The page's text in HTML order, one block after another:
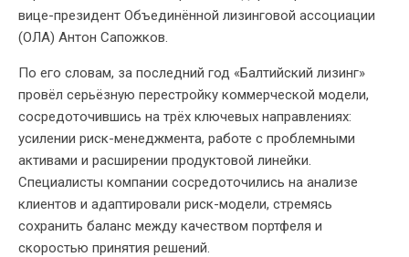
вице-президент Объединённой лизинговой ассоциации
(ОЛА) Антон Сапожков.
По его словам, за последний год «Балтийский лизинг»
провёл серьёзную перестройку коммерческой модели,
сосредоточившись на трёх ключевых направлениях:
усилении риск-менеджмента, работе с проблемными
активами и расширении продуктовой линейки.
Специалисты компании сосредоточились на анализе
клиентов и адаптировали риск-модели, стремясь
сохранить баланс между качеством портфеля и
скоростью принятия решений.